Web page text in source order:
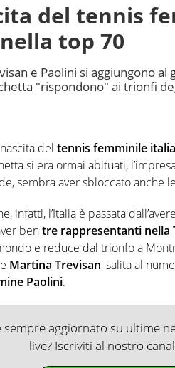
del tennis
top 70
e Paolini si aggiungono
"rispondono" ai trionfi
del tennis femminile
si era ormai abituati,
sembra aver sbloccato anche
infatti, l’Italia è passata
bentre rappresentanti nella
e reduce dal trionfo a
Martina Trevisan, salita al
Paolini.
sempre aggiornato su ultime
live? Iscriviti al nostro